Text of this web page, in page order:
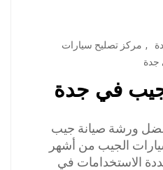
, مركز تصليح سيارات
في جدة
ورشة صيانة جيب
الجيب من أشهر
الاستخدامات في